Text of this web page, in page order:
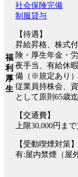
福
利
厚
生
社会保険完備
制服貸与
【待遇】
昇給昇格、株式
険・厚生年金・
夜手当、有給休
備（※規定あり）
従業員持株会、
として原則65歳迄
【交通費】
上限30,000円ま
【受動喫煙対策】
有:屋内禁煙（屋